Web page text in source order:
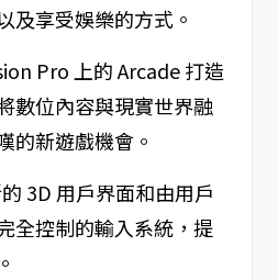
及享受娛樂的方式。
Pro 上的 Arcade 打造
數位內容與現實世界融
的新遊戲機會。
3D 用戶界面和由用戶
全控制的輸入系統，提